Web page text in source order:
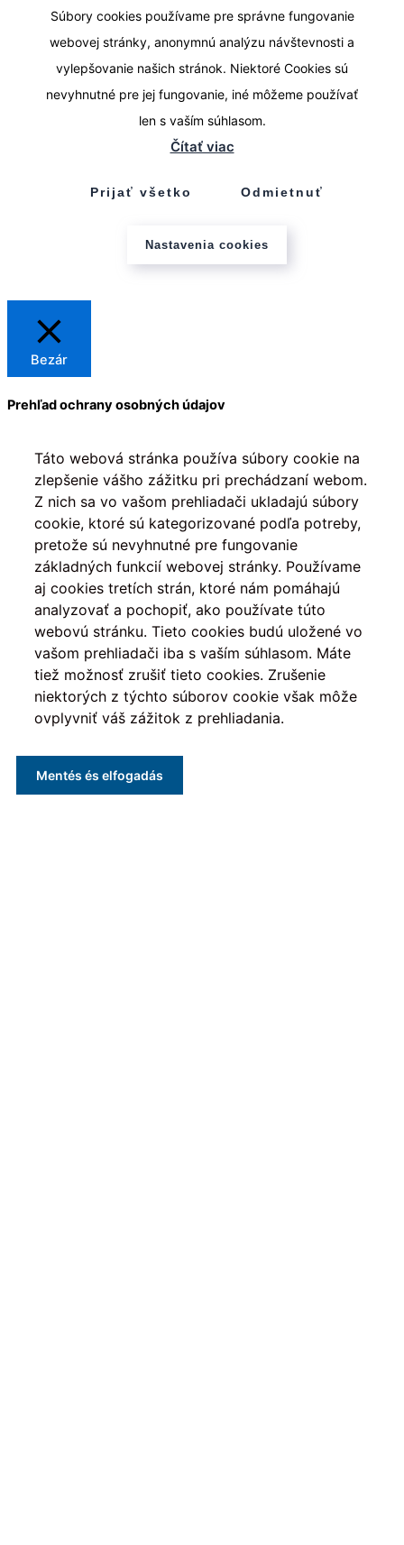
Súbory cookies používame pre správne fungovanie
webovej stránky, anonymnú analýzu návštevnosti a
vylepšovanie našich stránok. Niektoré Cookies sú
nevyhnutné pre jej fungovanie, iné môžeme používať
len s vaším súhlasom.
Čítať viac
Prijať všetko Odmietnuť
Nastavenia cookies
Bezár
Prehľad ochrany osobných údajov
Táto webová stránka používa súbory cookie na
zlepšenie vášho zážitku pri prechádzaní webom.
Z nich sa vo vašom prehliadači ukladajú súbory
cookie, ktoré sú kategorizované podľa potreby,
pretože sú nevyhnutné pre fungovanie
základných funkcií webovej stránky. Používame
aj cookies tretích strán, ktoré nám pomáhajú
analyzovať a pochopiť, ako používate túto
webovú stránku. Tieto cookies budú uložené vo
vašom prehliadači iba s vaším súhlasom. Máte
tiež možnosť zrušiť tieto cookies. Zrušenie
niektorých z týchto súborov cookie však môže
ovplyvniť váš zážitok z prehliadania.
Mentés és elfogadás